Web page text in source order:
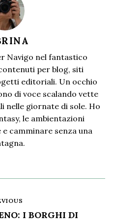
Navigo nel fantastico
per blog, siti
editoriali. Un occhio
di voce scalando vette
nelle giornate di sole. Ho
le ambientazioni
camminare senza una
I BORGHI DI